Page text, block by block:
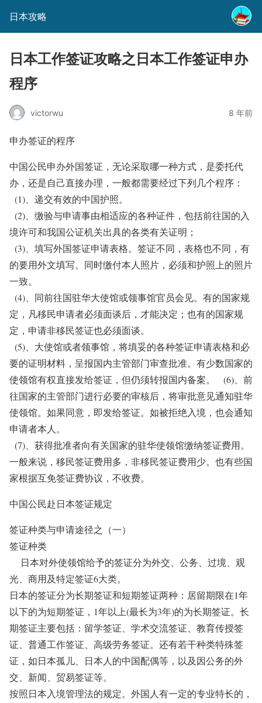
日本攻略
日本工作签证攻略之日本工作签证申办
程序
victorwu 8 年前
申办签证的程序
中国公民申办外国签证，无论采取哪一种方式，是委托代
办，还是自己直接办理，一般都需要经过下列几个程序：
(1)、递交有效的中国护照。
(2)、缴验与申请事由相适应的各种证件，包括前往国的入
境许可和我国公证机关出具的各类有关证明；
(3)、填写外国签证申请表格。签证不同，表格也不同，有
的要用外文填写。同时缴付本人照片，必须和护照上的照片
一致。
(4)、同前往国驻华大使馆或领事馆官员会见。有的国家规
定，凡移民申请者必须面谈后，才能决定；也有的国家规
定，申请非移民签证也必须面谈。
(5)、大使馆或者领事馆，将填妥的各种签证申请表格和必
要的证明材料，呈报国内主管部门审查批准。有少数国家的
使领馆有权直接发给签证，但仍须转报国内备案。 (6)、前
往国家的主管部门进行必要的审核后，将审批意见通知驻华
使领馆。如果同意，即发给签证。如被拒绝入境，也会通知
申请者本人。
(7)、获得批准者向有关国家的驻华使领馆缴纳签证费用。
一般来说，移民签证费用多，非移民签证费用少。也有些国
家根据互免签证费协议，不收费。
中国公民赴日本签证规定
签证种类与申请途径之（一）
签证种类
日本对外使领馆给予的签证分为外交、公务、过境、观
光、商用及特定签证6大类。
日本的签证分为长期签证和短期签证两种：居留期限在1年
以下的为短期签证，1年以上(最长为3年)的为长期签证。长
期签证主要包括：留学签证、学术交流签证、教育传授签
证、普通工作签证、高级劳务签证。还有若干种类特殊签
证，如日本孤儿、日本人的中国配偶等，以及因公务的外
交、新闻、贸易签证等。
按照日本入境管理法的规定。外国人有一定的专业特长的，